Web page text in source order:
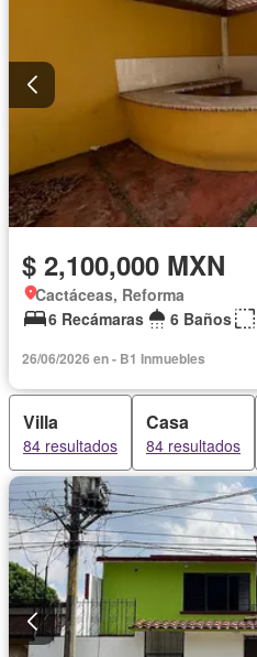
$ 2,100,000 MXN
Cactáceas, Reforma
6 Recámaras
6 Baños
26/06/2026 en - B1 Inmuebles
Villa
84 resultados
Casa
84 resultados